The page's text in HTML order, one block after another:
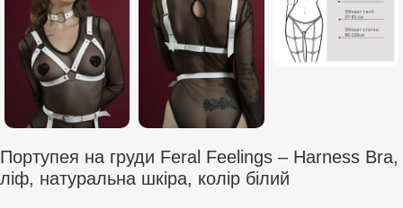
Портупея на груди Feral Feelings – Harness Bra,
ліф, натуральна шкіра, колір білий